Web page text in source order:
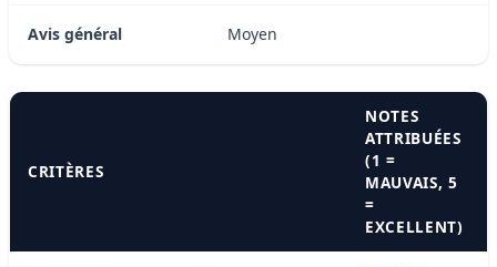
Avis général Moyen
CRITÈRES
NOTES
ATTRIBUÉES
(1 =
MAUVAIS, 5
=
EXCELLENT)